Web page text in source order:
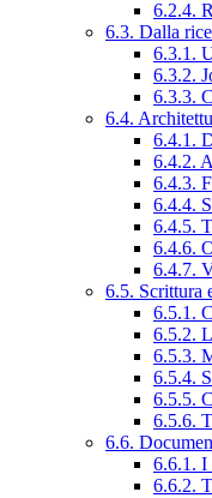
6.2.4.
6.3. Dalla
6.3.1.
6.3.2.
6.3.3.
6.4.
6.4.1.
6.4.2.
6.4.3.
6.4.4.
6.4.5.
6.4.6.
6.4.7.
6.5. Scrittura
6.5.1.
6.5.2.
6.5.3.
6.5.4.
6.5.5.
6.5.6.
6.6.
6.6.1. I
6.6.2.